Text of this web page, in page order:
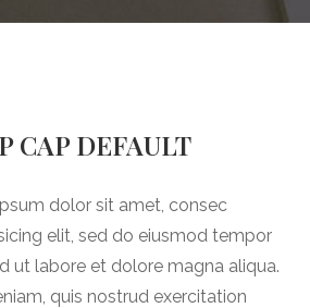
CAP DEFAULT
dolor sit amet, consec
elit, sed do eiusmod tempor
ut labore et dolore magna aliqua.
quis nostrud exercitation